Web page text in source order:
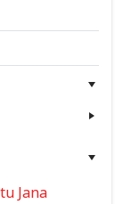
Jana